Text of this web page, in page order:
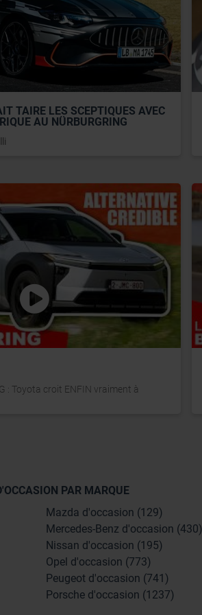
TAIRE LES SCEPTIQUES AVEC
AU NÜRBURGRING
: Toyota croit ENFIN vraiment à
PAR MARQUE
Mazda d'occasion (129)
Mercedes-Benz d'occasion (430)
Nissan d'occasion (195)
Opel d'occasion (773)
Peugeot d'occasion (741)
Porsche d'occasion (1237)